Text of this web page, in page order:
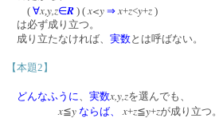
( ∀x,y,z∈R ) (x<y ⇒ x+z<y+z )
は必ず成り立つ。
成り立たなければ、 実数とは呼ばない。
【本題2】
どんなふうに 実数x,y,zを選んでも、
x≦y ならば、 x+z≦y+zが成り立つ。